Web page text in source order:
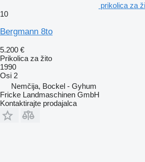
prikolica za
10
Bergmann 8to
5.200 €
Prikolica za žito
1990
Osi 2
Nemčija, Bockel - Gyhum
Fricke Landmaschinen GmbH
Kontaktirajte prodajalca